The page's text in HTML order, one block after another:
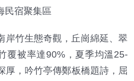
民宿聚集區
竹生態奇觀，丘崗綿延、翠
覆被率達90%，夏季均溫25-
，吟竹亭傳鄭板橋題詩，屈